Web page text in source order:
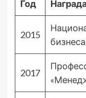
Год
2015
2017